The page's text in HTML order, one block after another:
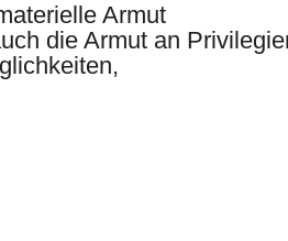
Armut
die Armut an